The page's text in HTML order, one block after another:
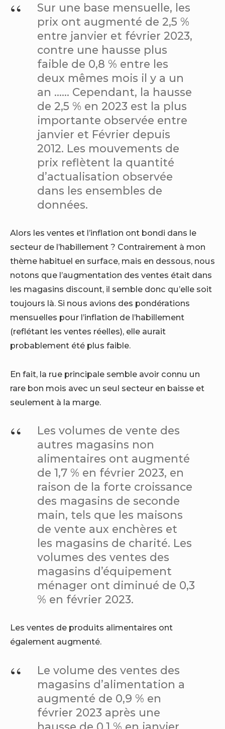
Sur une base mensuelle, les
prix ont augmenté de 2,5 %
entre janvier et février 2023,
contre une hausse plus
faible de 0,8 % entre les
deux mêmes mois il y a un
an …… Cependant, la hausse
de 2,5 % en 2023 est la plus
importante observée entre
janvier et Février depuis
2012. Les mouvements de
prix reflètent la quantité
d’actualisation observée
dans les ensembles de
données.
Alors les ventes et l’inflation ont bondi dans le
secteur de l’habillement ? Contrairement à mon
thème habituel en surface, mais en dessous, nous
notons que l’augmentation des ventes était dans
les magasins discount, il semble donc qu’elle soit
toujours là. Si nous avions des pondérations
mensuelles pour l’inflation de l’habillement
(reflétant les ventes réelles), elle aurait
probablement été plus faible.
En fait, la rue principale semble avoir connu un
rare bon mois avec un seul secteur en baisse et
seulement à la marge.
Les volumes de vente des
autres magasins non
alimentaires ont augmenté
de 1,7 % en février 2023, en
raison de la forte croissance
des magasins de seconde
main, tels que les maisons
de vente aux enchères et
les magasins de charité. Les
volumes des ventes des
magasins d’équipement
ménager ont diminué de 0,3
% en février 2023.
Les ventes de produits alimentaires ont
également augmenté.
Le volume des ventes des
magasins d’alimentation a
augmenté de 0,9 % en
février 2023 après une
hausse de 0,1 % en janvier